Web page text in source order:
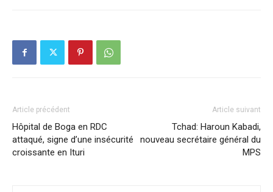
Article précédent
Hôpital de Boga en RDC
attaqué, signe d’une insécurité
croissante en Ituri
Article suivant
Tchad: Haroun Kabadi,
nouveau secrétaire général du
MPS